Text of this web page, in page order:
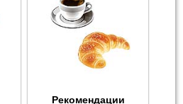
Рекомендации